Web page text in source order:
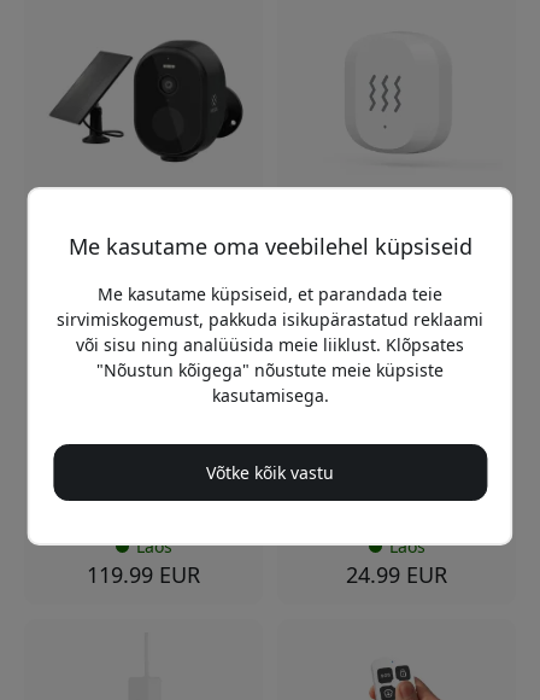
R4253
Outdoor Camera Kit -
akutoitega turvaseireks
välistingimustes - Must
IP65 ilmastiku- ja UV-
Liikumise ja heli
tuvastamine koos
Laos
119.99 EUR
R7081
vibratsiooniandur Zigbee
3.0-ga, rakenduse
teavitused ja reguleeritav
tundlikkus koduse valve
jaoks - Valge
Reaalajas
Lihtne kokkupanek
isekleepuva materjaliga
Zigbee 3.0 nõuab väravat
Laos
24.99 EUR
Me kasutame oma veebilehel küpsiseid
Me kasutame küpsiseid, et parandada teie
sirvimiskogemust, pakkuda isikupärastatud reklaami
või sisu ning analüüsida meie liiklust. Klõpsates
"Nõustun kõigega" nõustute meie küpsiste
kasutamisega.
Võtke kõik vastu